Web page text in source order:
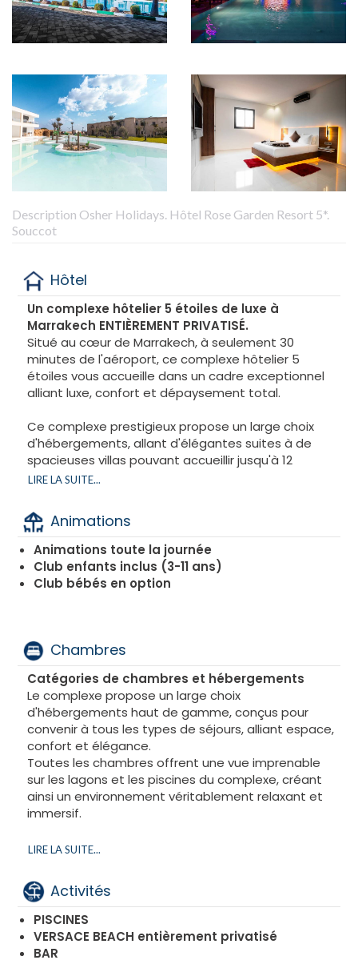
Description Osher Holidays. Hôtel Rose Garden Resort 5*.
Souccot
Hôtel
Un complexe hôtelier 5 étoiles de luxe à
Marrakech ENTIÈREMENT PRIVATISÉ.
Situé au cœur de Marrakech, à seulement 30
minutes de l'aéroport, ce complexe hôtelier 5
étoiles vous accueille dans un cadre exceptionnel
alliant luxe, confort et dépaysement total.
Ce complexe prestigieux propose un large choix
d'hébergements, allant d'élégantes suites à de
spacieuses villas pouvant accueillir jusqu'à 12
personnes. Les superficies varient de 50 m² à 400
privée pour une expérience encore plus exclusive.
Resort situé dans la prestigieuse Palmeraie de
Marrakech, offrant un cadre calme et reposant
avec une vue imprenable sur les montagnes de
l’Atlas et des paysages à couper le souffle.
Conçu pour répondre à tous les besoins, le
complexe hôtelier propose :
Une variété de divertissements et d'activités pour
adultes
Un club pour enfants dédié aux enfants
Espaces de détente et de loisirs dans un
environnement raffiné
Séjour en pension complète
Profitez pleinement de votre séjour grâce à la
formule pension complète, incluant une
élégante et chaleureuse.
Un séjour entre luxe et sérénité
Que vous voyagiez en famille, entre amis ou en
groupe, ce complexe hôtelier vous garantit une
expérience unique alliant bien-être, divertissement
et services haut de gamme.
LIRE LA SUITE...
Animations
Animations toute la journée
Club enfants inclus (3-11 ans)
Club bébés en option
Chambres
Catégories de chambres et hébergements
Le complexe propose un large choix
d'hébergements haut de gamme, conçus pour
convenir à tous les types de séjours, alliant espace,
confort et élégance.
Toutes les chambres offrent une vue imprenable
sur les lagons et les piscines du complexe, créant
ainsi un environnement véritablement relaxant et
immersif.
Suites
salon spacieux pour un confort optimal.
Chaque chambre dispose de sa propre salle de
bains privative, garantissant intimité et commodité
à tous les hôtes.
LIRE LA SUITE...
Activités
PISCINES
VERSACE BEACH entièrement privatisé
BAR